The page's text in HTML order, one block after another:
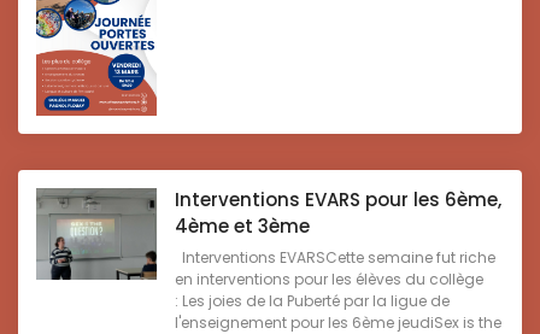
Interventions EVARS pour les 6ème,
4ème et 3ème
Interventions EVARSCette semaine fut riche
en interventions pour les élèves du collège
: Les joies de la Puberté par la ligue de
l'enseignement pour les 6ème jeudiSex is the